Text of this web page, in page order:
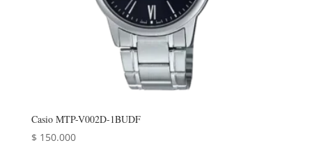
Casio MTP-V002D-1BUDF
$ 150.000